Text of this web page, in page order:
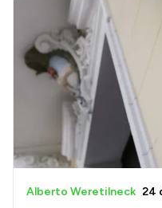
Alberto Weretilneck 24